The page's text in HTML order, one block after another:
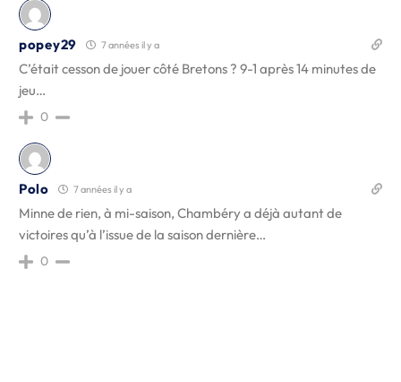
popey29 7 années il y a
C’était cesson de jouer côté Bretons ? 9-1 après 14 minutes de
jeu…
0
Polo 7 années il y a
Minne de rien, à mi-saison, Chambéry a déjà autant de
victoires qu’à l’issue de la saison dernière…
0